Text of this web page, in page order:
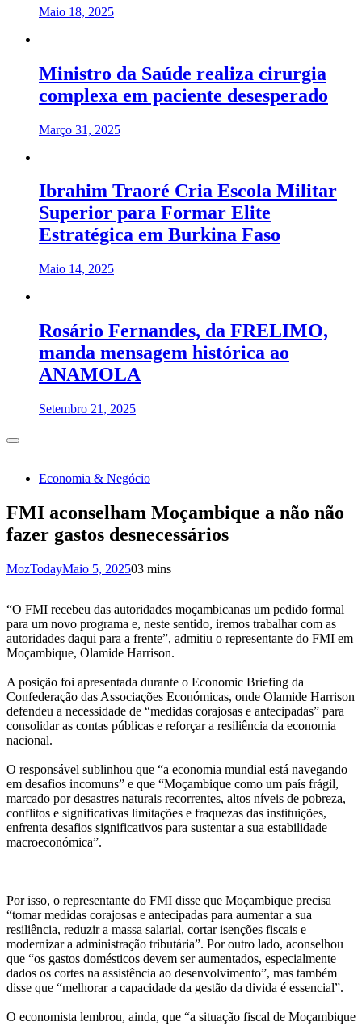
Maio 18, 2025
Ministro da Saúde realiza cirurgia
complexa em paciente desesperado
Março 31, 2025
Ibrahim Traoré Cria Escola Militar
Superior para Formar Elite
Estratégica em Burkina Faso
Maio 14, 2025
Rosário Fernandes, da FRELIMO,
manda mensagem histórica ao
ANAMOLA
Setembro 21, 2025
Economia & Negócio
FMI aconselham Moçambique a não não
fazer gastos desnecessários
MozTodayMaio 5, 202503 mins
“O FMI recebeu das autoridades moçambicanas um pedido formal
para um novo programa e, neste sentido, iremos trabalhar com as
autoridades daqui para a frente”, admitiu o representante do FMI em
Moçambique, Olamide Harrison.
A posição foi apresentada durante o Economic Briefing da
Confederação das Associações Económicas, onde Olamide Harrison
defendeu a necessidade de “medidas corajosas e antecipadas” para
consolidar as contas públicas e reforçar a resiliência da economia
nacional.
O responsável sublinhou que “a economia mundial está navegando
em desafios incomuns” e que “Moçambique como um país frágil,
marcado por desastres naturais recorrentes, altos níveis de pobreza,
conflitos e significativas limitações e fraquezas das instituições,
enfrenta desafios significativos para sustentar a sua estabilidade
macroeconómica”.
Por isso, o representante do FMI disse que Moçambique precisa
“tomar medidas corajosas e antecipadas para aumentar a sua
resiliência, reduzir a massa salarial, cortar isenções fiscais e
modernizar a administração tributária”. Por outro lado, aconselhou
que “os gastos domésticos devem ser aumentados, especialmente
dados os cortes na assistência ao desenvolvimento”, mas também
disse que “melhorar a capacidade da gestão da divida é essencial”.
O economista lembrou, ainda, que “a situação fiscal de Moçambique